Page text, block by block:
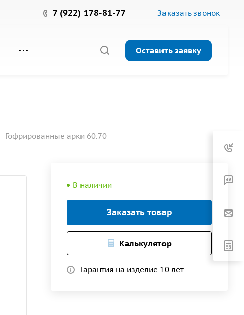
7 (922) 178-81-77 Заказать звонок
Оставить заявку
Гофрированные арки 60.70
В наличии
Заказать товар
Калькулятор
Гарантия на изделие 10 лет